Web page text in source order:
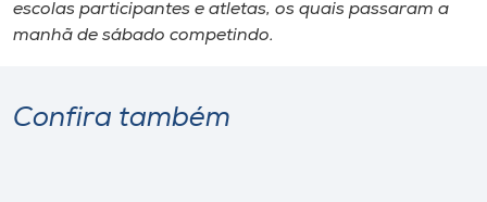
escolas participantes e atletas, os quais passaram a
manhã de sábado competindo.
Confira também